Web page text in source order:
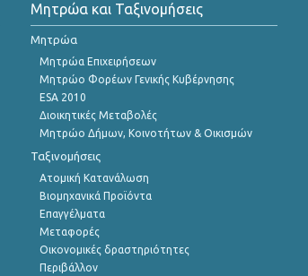
Μητρώα και Ταξινομήσεις
Μητρώα
Μητρώα Επιχειρήσεων
Μητρώο Φορέων Γενικής Κυβέρνησης
ESA 2010
Διοικητικές Μεταβολές
Μητρώο Δήμων, Κοινοτήτων & Οικισμών
Ταξινομήσεις
Ατομική Κατανάλωση
Βιομηχανικά Προϊόντα
Επαγγέλματα
Μεταφορές
Οικονομικές δραστηριότητες
Περιβάλλον